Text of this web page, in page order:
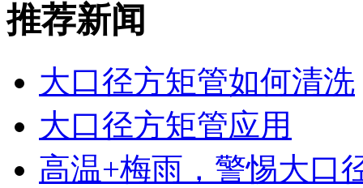
推荐新闻
大口径方矩管如何清洗
大口径方矩管应用
高温+梅雨，警惕大口